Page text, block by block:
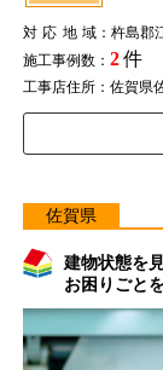
対応地域：杵島郡
施工事例数： 2件
工事店住所：佐賀県
佐賀県
建物状態を
お困りごと